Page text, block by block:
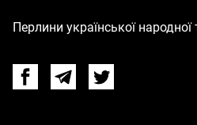
Перлини української народної
FacebookTelegramTwitter